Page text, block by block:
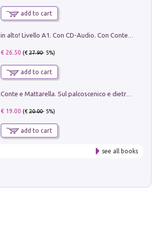
add to cart
€ 26.50 (€27.90- 5%)
add to cart
€ 19.00 (€20.00- 5%)
add to cart
see all books